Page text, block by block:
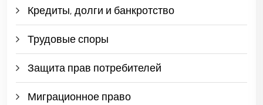
Кредиты, долги и банкротство
Трудовые споры
Защита прав потребителей
Миграционное право